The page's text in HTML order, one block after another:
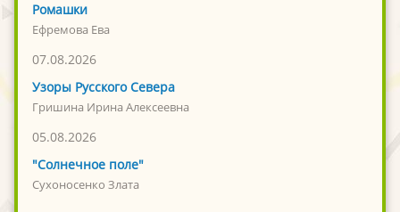
Ромашки
Ефремова Ева
07.08.2026
Узоры Русского Севера
Гришина Ирина Алексеевна
05.08.2026
"Солнечное поле"
Сухоносенко Злата